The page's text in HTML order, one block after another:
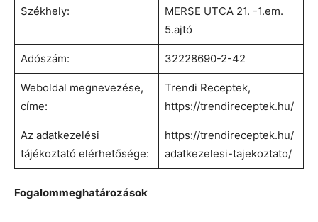
Székhely:
MERSE UTCA 21. -1.em.
5.ajtó
Adószám: 32228690-2-42
Weboldal megnevezése,
címe:
Trendi Receptek,
https://trendireceptek.hu/
Az adatkezelési
tájékoztató elérhetősége:
https://trendireceptek.hu/
adatkezelesi-tajekoztato/
Fogalommeghatározások